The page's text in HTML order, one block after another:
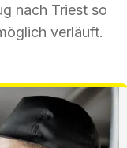
nach Triest so
verläuft.